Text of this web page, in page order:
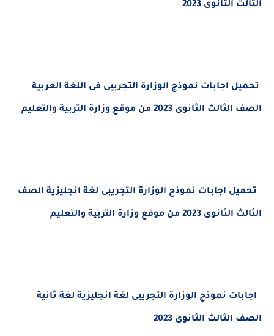
2023
اجابات نموذج الوزارة التجريبى فى اللغة العربية
2023 من موقع وزارة التربية والتعليم
اجابات نموذج الوزارة التجريبى لغة انجليزيةالصف
من موقع وزارة التربية والتعليم
نموذج الوزارة التجريبى لغة انجليزية لغة ثانية
الثانوى 2023